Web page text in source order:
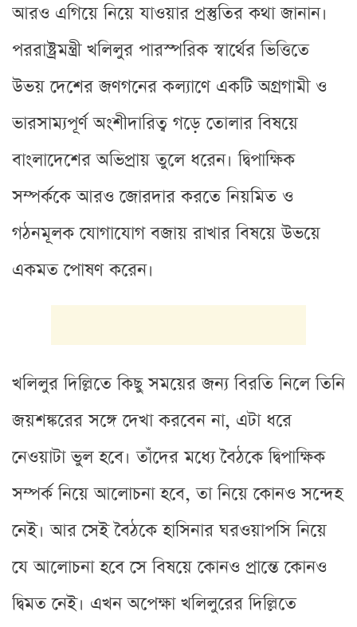
আরও এগিয়ে নিয়ে যাওয়ার প্রস্তুতির কথা জানান।
পররাষ্ট্রমন্ত্রী খলিলুর পারস্পরিক স্বার্থের ভিত্তিতে
উভয় দেশের জণগনের কল্যাণে একটি অগ্রগামী ও
ভারসাম্যপূর্ণ অংশীদারিত্ব গড়ে তোলার বিষয়ে
বাংলাদেশের অভিপ্রায় তুলে ধরেন। দ্বিপাক্ষিক
সম্পর্ককে আরও জোরদার করতে নিয়মিত ও
গঠনমূলক যোগাযোগ বজায় রাখার বিষয়ে উভয়ে
একমত পোষণ করেন।
খলিলুর দিল্লিতে কিছু সময়ের জন্য বিরতি নিলে তিনি
জয়শঙ্করের সঙ্গে দেখা করবেন না, এটা ধরে
নেওয়াটা ভুল হবে। তাঁদের মধ্যে বৈঠকে দ্বিপাক্ষিক
সম্পর্ক নিয়ে আলোচনা হবে, তা নিয়ে কোনও সন্দেহ
নেই। আর সেই বৈঠকে হাসিনার ঘরওয়াপসি নিয়ে
যে আলোচনা হবে সে বিষয়ে কোনও প্রান্তে কোনও
দ্বিমত নেই। এখন অপেক্ষা খলিলুরের দিল্লিতে